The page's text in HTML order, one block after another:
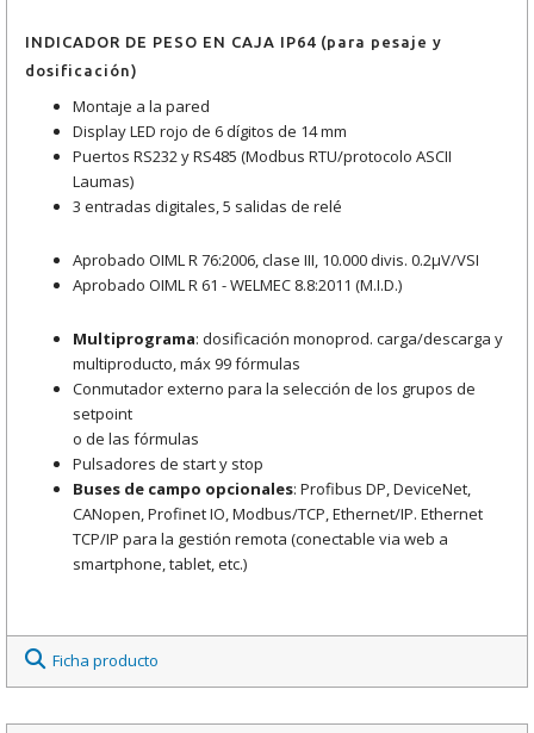
INDICADOR DE PESO EN CAJA IP64 (para pesaje y
dosificación)
Montaje a la pared
Display LED rojo de 6 dígitos de 14 mm
Puertos RS232 y RS485 (Modbus RTU/protocolo ASCII
Laumas)
3 entradas digitales, 5 salidas de relé
Aprobado OIML R 76:2006, clase III, 10.000 divis. 0.2μV/VSI
Aprobado OIML R 61 - WELMEC 8.8:2011 (M.I.D.)
Multiprograma: dosificación monoprod. carga/descarga y
multiproducto, máx 99 fórmulas
Conmutador externo para la selección de los grupos de
setpoint
o de las fórmulas
Pulsadores de start y stop
Buses de campo opcionales: Profibus DP, DeviceNet,
CANopen, Profinet IO, Modbus/TCP, Ethernet/IP. Ethernet
TCP/IP para la gestión remota (conectable via web a
smartphone, tablet, etc.)
Ficha producto